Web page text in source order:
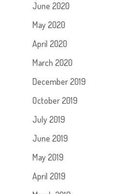
June 2020
May 2020
April 2020
March 2020
December 2019
October 2019
July 2019
June 2019
May 2019
April 2019